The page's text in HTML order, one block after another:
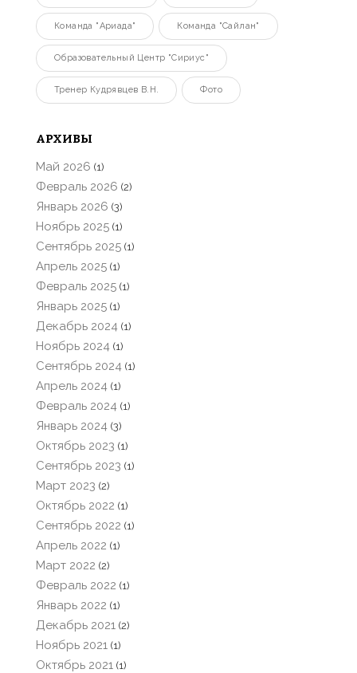
Команда "Ариада" Команда "Сайлан"
Образовательный Центр "Сириус"
Тренер Кудрявцев В.Н. Фото
АРХИВЫ
Май 2026 (1)
Февраль 2026 (2)
Январь 2026 (3)
Ноябрь 2025 (1)
Сентябрь 2025 (1)
Апрель 2025 (1)
Февраль 2025 (1)
Январь 2025 (1)
Декабрь 2024 (1)
Ноябрь 2024 (1)
Сентябрь 2024 (1)
Апрель 2024 (1)
Февраль 2024 (1)
Январь 2024 (3)
Октябрь 2023 (1)
Сентябрь 2023 (1)
Март 2023 (2)
Октябрь 2022 (1)
Сентябрь 2022 (1)
Апрель 2022 (1)
Март 2022 (2)
Февраль 2022 (1)
Январь 2022 (1)
Декабрь 2021 (2)
Ноябрь 2021 (1)
Октябрь 2021 (1)